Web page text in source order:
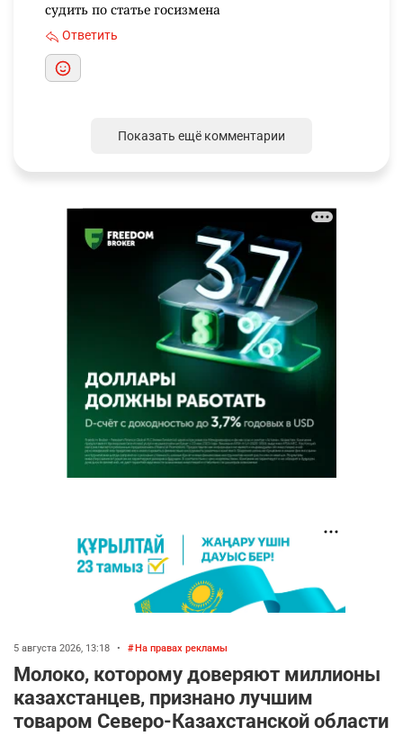
судить по статье госизмена
Ответить
Показать ещё комментарии
5 августа 2026, 13:18 • На правах рекламы
Молоко, которому доверяют миллионы
казахстанцев, признано лучшим
товаром Северо-Казахстанской области